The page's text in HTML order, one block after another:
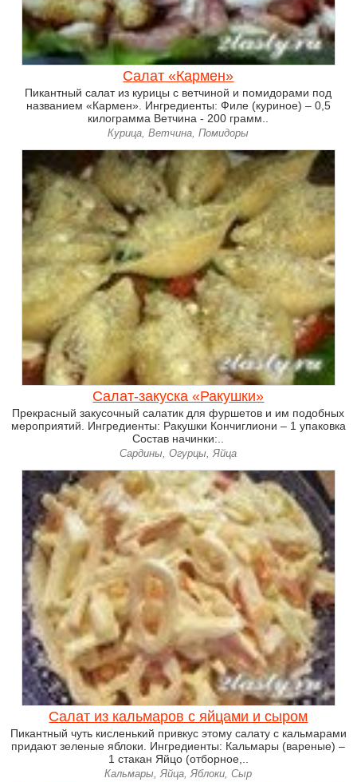
Салат «Кармен»
Пикантный салат из курицы с ветчиной и помидорами под
названием «Кармен». Ингредиенты: Филе (куриное) – 0,5
килограмма Ветчина - 200 грамм..
Курица, Ветчина, Помидоры
Салат-закуска «Ракушки»
Прекрасный закусочный салатик для фуршетов и им подобных
мероприятий. Ингредиенты: Ракушки Кончиглиони – 1 упаковка
Состав начинки:..
Сардины, Огурцы, Яйца
Салат из кальмаров с яйцами и сыром
Пикантный чуть кисленький привкус этому салату с кальмарами
придают зеленые яблоки. Ингредиенты: Кальмары (вареные) –
1 стакан Яйцо (отборное,..
Кальмары, Яйца, Яблоки, Сыр